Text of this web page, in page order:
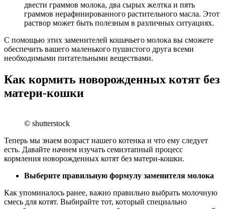
двести граммов молока, два сырых желтка и пять
граммов нерафинированного растительного масла. Этот
раствор может быть полезным в различных ситуациях.
С помощью этих заменителей кошачьего молока вы сможете
обеспечить вашего маленького пушистого друга всеми
необходимыми питательными веществами.
Как кормить новорожденных котят без
матери-кошки
© shutterstock
Теперь мы знаем возраст нашего котенка и что ему следует
есть. Давайте начнем изучать семиэтапный процесс
кормления новорожденных котят без матери-кошки.
Выберите правильную формулу заменителя молока
Как упоминалось ранее, важно правильно выбрать молочную
смесь для котят. Выбирайте тот, который специально